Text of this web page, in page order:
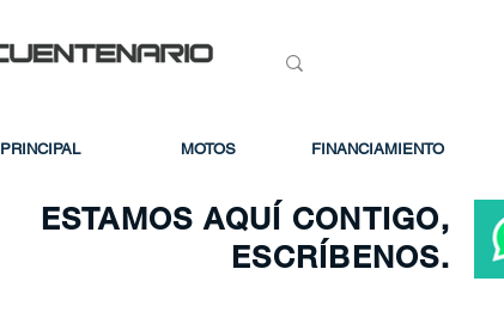
PRINCIPAL MOTOS FINANCIAMIENTO
ESTAMOS AQUÍ CONTIGO,
ESCRÍBENOS.